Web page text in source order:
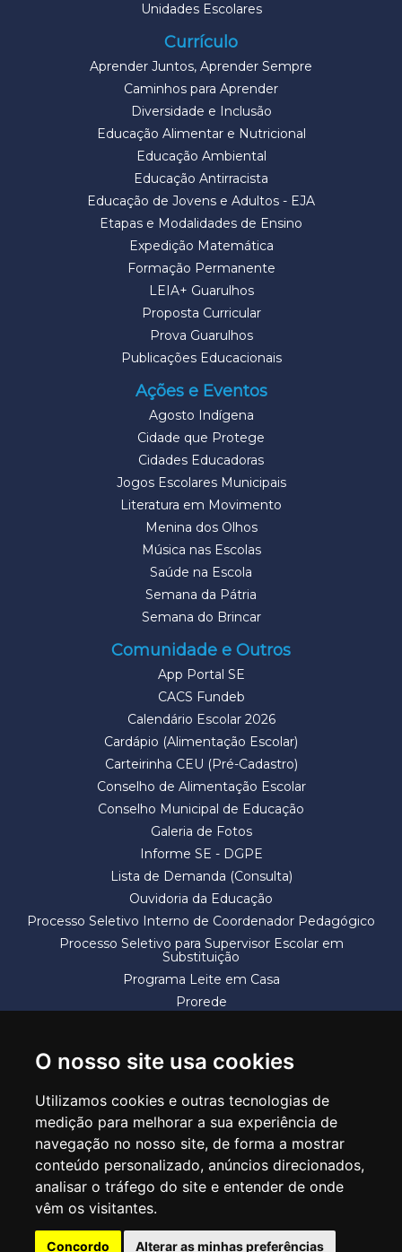
O nosso site usa cookies
Utilizamos cookies e outras tecnologias de
medição para melhorar a sua experiência de
navegação no nosso site, de forma a mostrar
conteúdo personalizado, anúncios direcionados,
analisar o tráfego do site e entender de onde
vêm os visitantes.
Concordo Alterar as minhas preferências
Unidades Escolares
Currículo
Aprender Juntos, Aprender Sempre
Caminhos para Aprender
Diversidade e Inclusão
Educação Alimentar e Nutricional
Educação Ambiental
Educação Antirracista
Educação de Jovens e Adultos - EJA
Etapas e Modalidades de Ensino
Expedição Matemática
Formação Permanente
LEIA+ Guarulhos
Proposta Curricular
Prova Guarulhos
Publicações Educacionais
Ações e Eventos
Agosto Indígena
Cidade que Protege
Cidades Educadoras
Jogos Escolares Municipais
Literatura em Movimento
Menina dos Olhos
Música nas Escolas
Saúde na Escola
Semana da Pátria
Semana do Brincar
Comunidade e Outros
App Portal SE
CACS Fundeb
Calendário Escolar 2026
Cardápio (Alimentação Escolar)
Carteirinha CEU (Pré-Cadastro)
Conselho de Alimentação Escolar
Conselho Municipal de Educação
Galeria de Fotos
Informe SE - DGPE
Lista de Demanda (Consulta)
Ouvidoria da Educação
Processo Seletivo Interno de Coordenador Pedagógico
Processo Seletivo para Supervisor Escolar em
Substituição
Programa Leite em Casa
Prorede
SECRETARIA DE EDUCAÇÃO
Rua Claudino Barbosa, 313 - Macedo - Guarulhos/SP CEP 07113-040
Central de Atendimento: *55 11 2475-7300